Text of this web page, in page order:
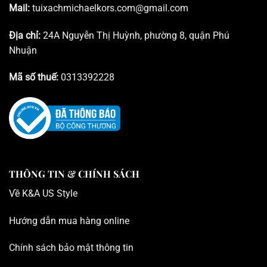
Mail: tuixachmichaelkors.com@gmail.com
Địa chỉ: 24A Nguyễn Thị Huỳnh, phường 8, quận Phú
Nhuận
Mã số thuế: 0313392228
THÔNG TIN & CHÍNH SÁCH
Về K&A US Style
Hướng dẫn mua hàng online
Chính sách bảo mật thông tin